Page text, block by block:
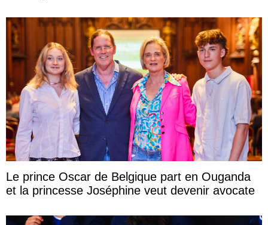
Le prince Oscar de Belgique part en Ouganda
et la princesse Joséphine veut devenir avocate